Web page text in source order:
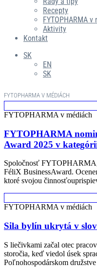
Recepty
FYTOPHARMA v
Aktivity
Kontakt
SK
EN
SK
FYTOPHARMA V MÉDIÁCH
FYTOPHARMA v médiách
FYTOPHARMA
Award 2025 v
Spoločnosť FYTOPHARMA,
FéliX BusinessAward.
ktoré svojou
FYTOPHARMA v médiách
Sila bylín ukrytá v
S liečivkami začal otec
storočia, keď viedol úsek
Poľnohospodárskom